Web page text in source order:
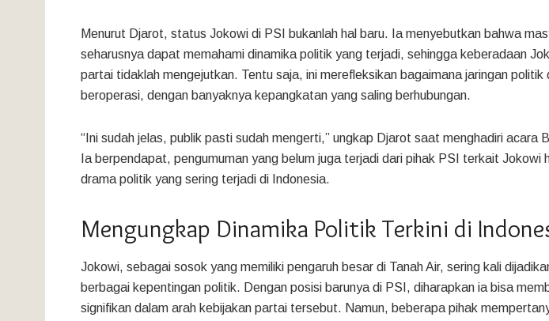
Menurut Djarot, status Jokowi di PSI bukanlah hal baru. Ia menyebutkan bahwa
seharusnya dapat memahami dinamika politik yang terjadi, sehingga keberadaan
partai tidaklah mengejutkan. Tentu saja, ini merefleksikan bagaimana jaringan politik
beroperasi, dengan banyaknya kepangkatan yang saling berhubungan.
“Ini sudah jelas, publik pasti sudah mengerti,” ungkap Djarot saat menghadiri acara
Ia berpendapat, pengumuman yang belum juga terjadi dari pihak PSI terkait Jokowi
drama politik yang sering terjadi di Indonesia.
Mengungkap Dinamika Politik Terkini di
Jokowi, sebagai sosok yang memiliki pengaruh besar di Tanah Air, sering kali
berbagai kepentingan politik. Dengan posisi barunya di PSI, diharapkan ia bisa
signifikan dalam arah kebijakan partai tersebut. Namun, beberapa pihak